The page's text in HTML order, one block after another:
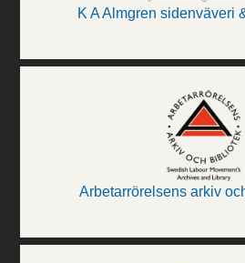
K A Almgren sidenväveri
Arbetarrörelsens arkiv